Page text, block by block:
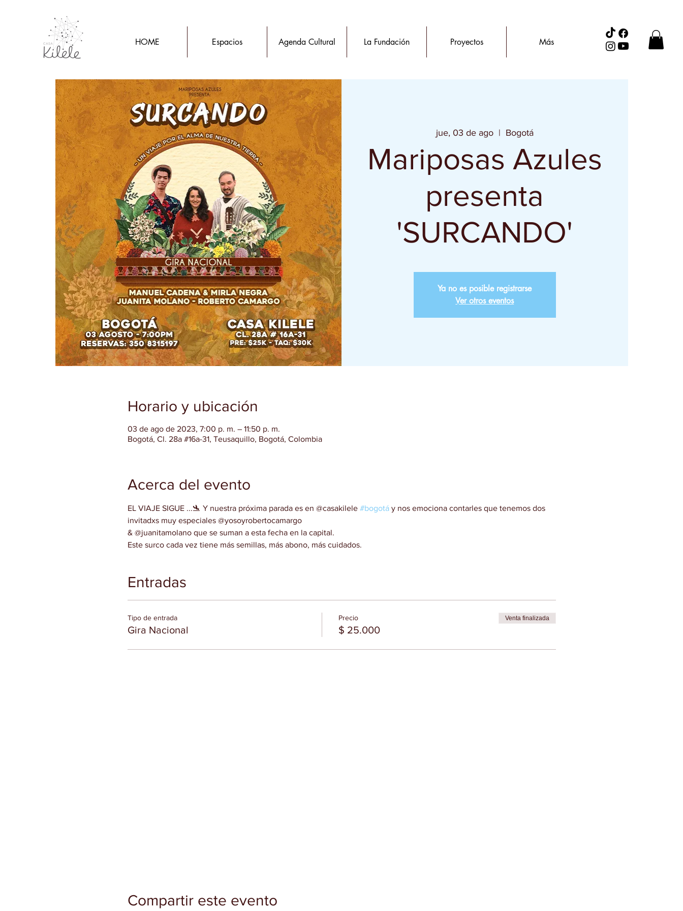
HOME Espacios Agenda Cultural La Fundación Proyectos Más
jue, 03 de ago
  |
Bogotá
Mariposas Azules
presenta
'SURCANDO'
Ya no es posible registrarse
Ver otros eventos
Horario y ubicación
03 de ago de 2023, 7:00 p. m. – 11:50 p. m.
Bogotá, Cl. 28a #16a-31, Teusaquillo, Bogotá, Colombia
Acerca del evento
EL VIAJE SIGUE ...🛬 Y nuestra próxima parada es en @casakilele #bogotá y nos emociona contarles que tenemos dos
invitadxs muy especiales @yosoyrobertocamargo
& @juanitamolano que se suman a esta fecha en la capital.
Este surco cada vez tiene más semillas, más abono, más cuidados.
Entradas
Tipo de entrada
Gira Nacional
Precio
$ 25.000
Venta finalizada
Compartir este evento